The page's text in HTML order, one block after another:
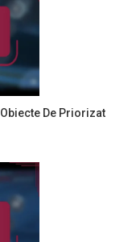
De Priorizat